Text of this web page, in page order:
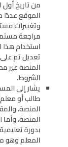
من تاريخ
الموقع عددًا
وتغييرات
مراجعة
استخدام هذا
تعديل تم
المنصة غير
الشروط.
يشار إلى
طالب أو
المنصة،
المنصة،
بدورة
المعلم وهو